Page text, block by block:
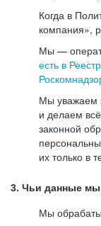
Когда в
компания»,
Мы —
есть в
Мы уважаем
и делаем
законной
их только в
3. Чьи данные мы
Мы